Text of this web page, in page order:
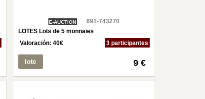
E-AUCTION
691-743270
LOTES Lots de 5 monnaies
Valoración:40€ 3 participantes
lote 9 €